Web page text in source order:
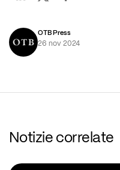
OTB Press
26 nov 2024
Notizie correlate